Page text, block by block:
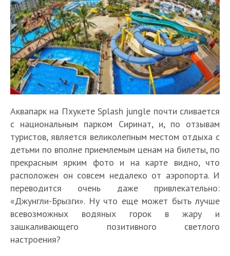
Аквапарк на Пхукете Splash jungle почти сливается
с национальным парком Сиринат, и, по отзывам
туристов, является великолепным местом отдыха с
детьми по вполне приемлемым ценам на билеты, по
прекрасным ярким фото и на карте видно, что
расположен он совсем недалеко от аэропорта. И
переводится очень даже привлекательно:
«Джунгли-Брызги». Ну что еще может быть лучше
всевозможных водяных горок в жару и
зашкаливающего позитивного светлого
настроения?